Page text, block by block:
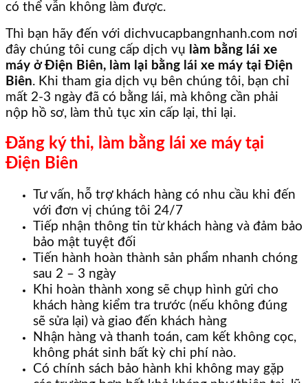
có thể vẫn không làm được.
Thì bạn hãy đến với dichvucapbangnhanh.com nơi
đây chúng tôi cung cấp dịch vụ làm bằng lái xe
máy ở Điện Biên, làm lại bằng lái xe máy tại Điện
Biên. Khi tham gia dịch vụ bên chúng tôi, bạn chỉ
mất 2-3 ngày đã có bằng lái, mà không cần phải
nộp hồ sơ, làm thủ tục xin cấp lại, thi lại.
Đăng ký thi, làm bằng lái xe máy tại
Điện Biên
Tư vấn, hỗ trợ khách hàng có nhu cầu khi đến
với đơn vị chúng tôi 24/7
Tiếp nhận thông tin từ khách hàng và đảm bảo
bảo mật tuyệt đối
Tiến hành hoàn thành sản phẩm nhanh chóng
sau 2 – 3 ngày
Khi hoàn thành xong sẽ chụp hình gửi cho
khách hàng kiểm tra trước (nếu không đúng
sẽ sửa lại) và giao đến khách hàng
Nhận hàng và thanh toán, cam kết không cọc,
không phát sinh bất kỳ chi phí nào.
Có chính sách bảo hành khi không may gặp